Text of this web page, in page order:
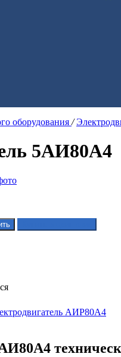
оборудования /
5АИ80А4
АИР80А4